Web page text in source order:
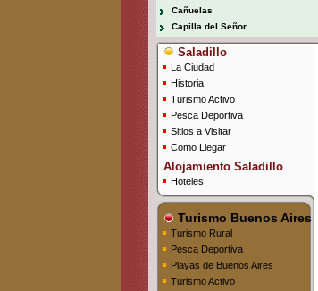
Cañuelas
Capilla del Señor
Saladillo
La Ciudad
Historia
Turismo Activo
Pesca Deportiva
Sitios a Visitar
Como Llegar
Alojamiento Saladillo
Hoteles
Turismo Buenos Aires
Turismo Rural
Pesca Deportiva
Playas de Buenos Aires
Turismo Activo